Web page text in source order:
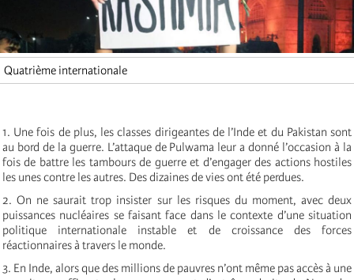
Quatrième internationale
1. Une fois de plus, les classes dirigeantes de l’Inde et du Pakistan sont
au bord de la guerre. L’attaque de Pulwama leur a donné l’occasion à la
fois de battre les tambours de guerre et d’engager des actions hostiles
les unes contre les autres. Des dizaines de vies ont été perdues.
2. On ne saurait trop insister sur les risques du moment, avec deux
puissances nucléaires se faisant face dans le contexte d’une situation
politique internationale instable et de croissance des forces
réactionnaires à travers le monde.
3. En Inde, alors que des millions de pauvres n’ont même pas accès à une